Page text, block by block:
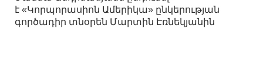
է «Կորպորասիոն Ամերիկա» ընկերության
գործադիր տնօրեն Մարտին Էռնեկյանին